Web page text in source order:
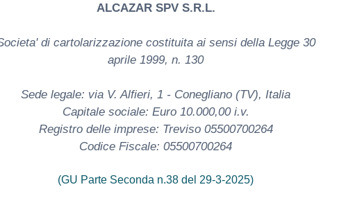
ALCAZAR SPV S.R.L.
di cartolarizzazione costituita ai sensi della Legge 30
aprile 1999, n. 130
Sede legale: via V. Alfieri, 1 - Conegliano (TV), Italia
Capitale sociale: Euro 10.000,00 i.v.
Registro delle imprese: Treviso 05500700264
Codice Fiscale: 05500700264
(GU Parte Seconda n.38 del 29-3-2025)